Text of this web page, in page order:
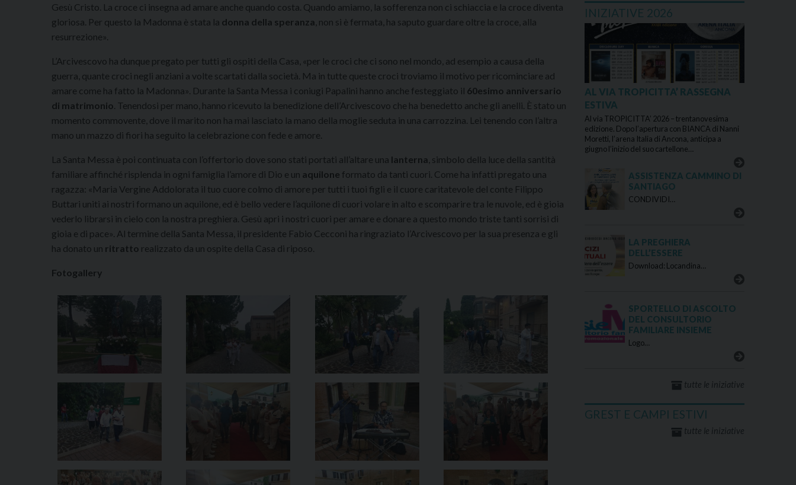
Gesù Cristo. La croce ci insegna ad amare anche quando costa. Quando amiamo, la sofferenza non ci schiaccia e la croce diventa
gloriosa. Per questo la Madonna è stata la donna della speranza , non si è fermata, ha saputo guardare oltre la croce, alla
resurrezione».
L’Arcivescovo ha dunque pregato per tutti gli ospiti della Casa, «per le croci che ci sono nel mondo, ad esempio a causa della
guerra, quante croci negli anziani a volte scartati dalla società. Ma in tutte queste croci troviamo il motivo per ricominciare ad
amare come ha fatto la Madonna». Durante la Santa Messa i coniugi Papalini hanno anche festeggiato il 60esimo anniversario
di matrimonio . Tenendosi per mano, hanno ricevuto la benedizione dell’Arcivescovo che ha benedetto anche gli anelli. È stato un
momento commovente, dove il marito non ha mai lasciato la mano della moglie seduta in una carrozzina. Lei tenendo con l’altra
mano un mazzo di fiori ha seguito la celebrazione con fede e amore.
La Santa Messa è poi continuata con l’offertorio dove sono stati portati all’altare una lanterna , simbolo della luce della santità
familiare affinché risplenda in ogni famiglia l’amore di Dio e un aquilone formato da tanti cuori. Come ha infatti pregato una
ragazza: «Maria Vergine Addolorata il tuo cuore colmo di amore per tutti i tuoi figli e il cuore caritatevole del conte Filippo
Buttari uniti ai nostri formano un aquilone, ed è bello vedere l’aquilone di cuori volare in alto e scomparire tra le nuvole, ed è gioia
vederlo librarsi in cielo con la nostra preghiera. Gesù apri i nostri cuori per amare e donare a questo mondo triste tanti sorrisi di
gioia e di pace». Al termine della Santa Messa, il presidente Fabio Cecconi ha ringraziato l’Arcivescovo per la sua presenza e gli
ha donato un ritratto realizzato da un ospite della Casa di riposo.
Fotogallery
INIZIATIVE 2026
AL VIA TROPICITTA’ RASSEGNA
ESTIVA
Al via TROPICITTA’ 2026 – trentanovesima
edizione. Dopo l’apertura con BIANCA di Nanni
Moretti, l’arena Italia di Ancona, anticipa a
giugno l’inizio del suo cartellone…
ASSISTENZA CAMMINO DI
SANTIAGO
CONDIVIDI…
LA PREGHIERA
DELL’ESSERE
Download: Locandina…
SPORTELLO DI ASCOLTO
DEL CONSULTORIO
FAMILIARE INSIEME
Logo…
tutte le iniziative
GREST E CAMPI ESTIVI
tutte le iniziative